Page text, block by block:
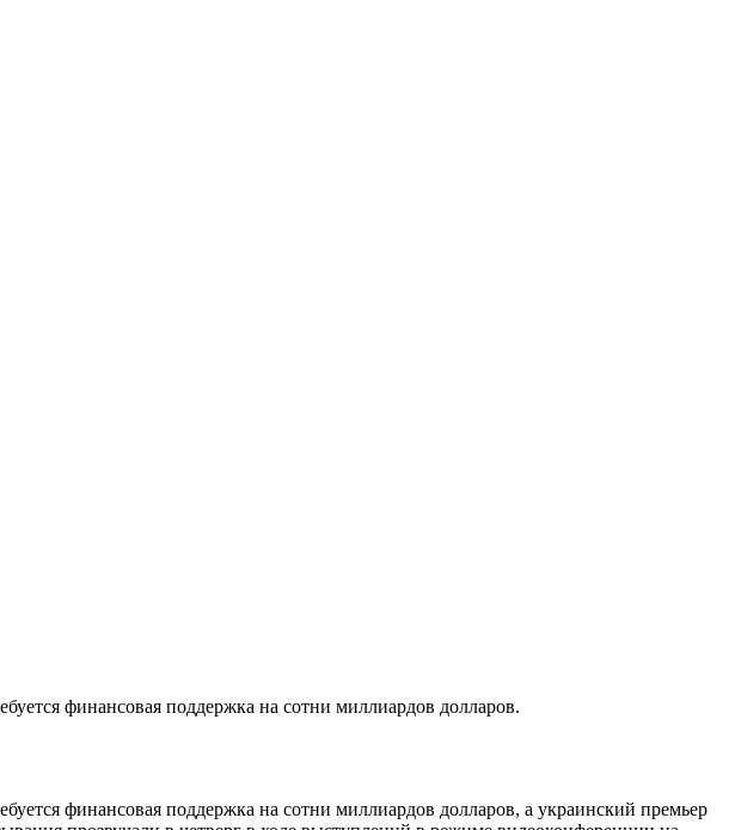
финансовая поддержка на сотни миллиардов долларов.
финансовая поддержка на сотни миллиардов долларов, а украинский премьер